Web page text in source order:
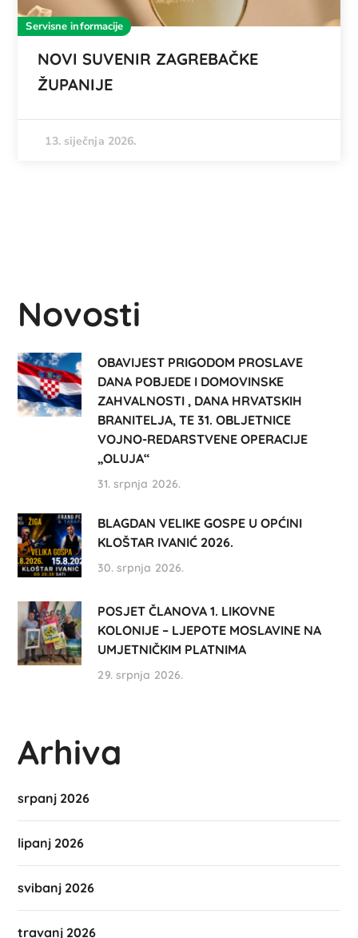
Servisne informacije
NOVI SUVENIR ZAGREBAČKE
ŽUPANIJE
13. siječnja 2026.
Novosti
OBAVIJEST PRIGODOM PROSLAVE
DANA POBJEDE I DOMOVINSKE
ZAHVALNOSTI , DANA HRVATSKIH
BRANITELJA, TE 31. OBLJETNICE
VOJNO-REDARSTVENE OPERACIJE
„OLUJA“
31. srpnja 2026.
BLAGDAN VELIKE GOSPE U OPĆINI
KLOŠTAR IVANIĆ 2026.
30. srpnja 2026.
POSJET ČLANOVA 1. LIKOVNE
KOLONIJE – LJEPOTE MOSLAVINE NA
UMJETNIČKIM PLATNIMA
29. srpnja 2026.
Arhiva
srpanj 2026
lipanj 2026
svibanj 2026
travanj 2026